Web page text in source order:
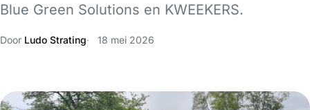
Blue Green Solutions en KWEEKERS.
Door Ludo Strating 18 mei 2026